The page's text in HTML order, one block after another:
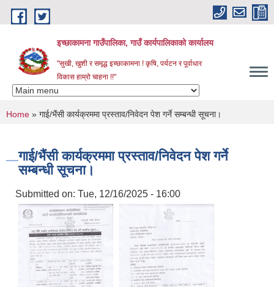
Skip to main content
इच्छाकामना गाउँपालिका, गाउँ कार्यपालिकाको कार्यालय
"सुखी, खुशी र समृद्ध इच्छाकामना ! कृषि, पर्यटन र पूर्वाधार
विकास हाम्रो चाहना !!"
You are here
Home » गाई/भैंसी कार्यक्रममा प्रस्ताव/निवेदन पेश गर्ने सम्बन्धी सूचना।
गाई/भैंसी कार्यक्रममा प्रस्ताव/निवेदन पेश गर्ने
सम्बन्धी सूचना।
Submitted on: Tue, 12/16/2025 - 16:00